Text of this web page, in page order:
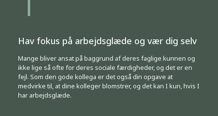
Hav fokus på arbejdsglæde og vær dig selv
Mange bliver ansat på baggrund af deres faglige kunnen og
ikke lige så ofte for deres sociale færdigheder, og det er en
fejl. Som den gode kollega er det også din opgave at
medvirke til, at dine kolleger blomstrer, og det kan I kun, hvis I
har arbejdsglæde.